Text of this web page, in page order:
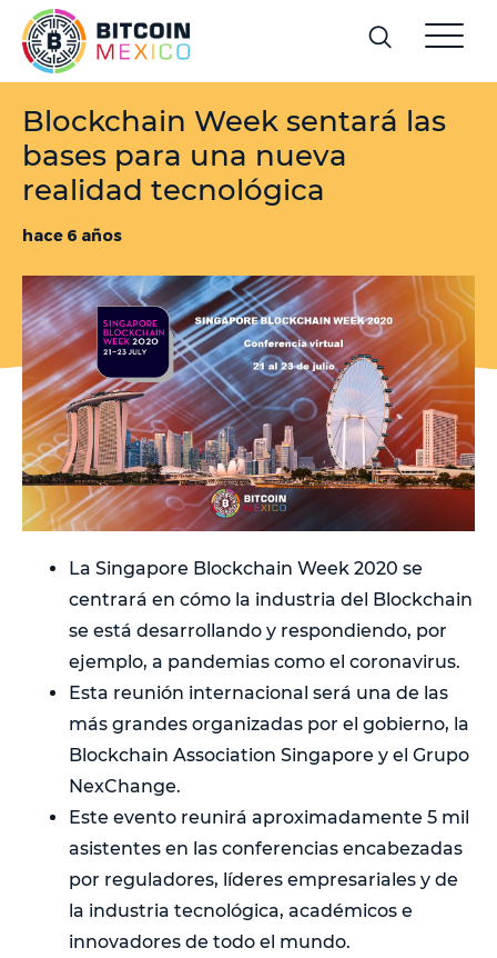
Blockchain Week sentará las
bases para una nueva
realidad tecnológica
hace 6 años
La Singapore Blockchain Week 2020 se
centrará en cómo la industria del Blockchain
se está desarrollando y respondiendo, por
ejemplo, a pandemias como el coronavirus.
Esta reunión internacional será una de las
más grandes organizadas por el gobierno, la
Blockchain Association Singapore y el Grupo
NexChange.
Este evento reunirá aproximadamente 5 mil
asistentes en las conferencias encabezadas
por reguladores, líderes empresariales y de
la industria tecnológica, académicos e
innovadores de todo el mundo.